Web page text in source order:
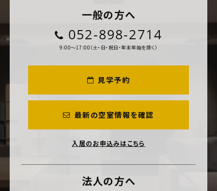
一般の方へ
052-898-2714
9:00～17:00（土・日・祝日・年末年始を除く）
見学予約
最新の空室情報を確認
入居のお申込みはこちら
法人の方へ